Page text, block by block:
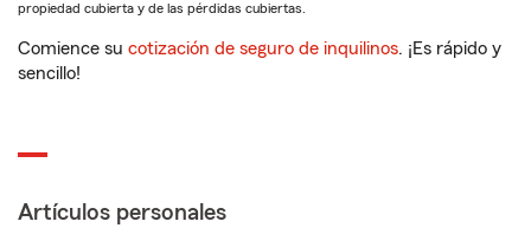
propiedad cubierta y de las pérdidas cubiertas.
Comience su cotización de seguro de inquilinos. ¡Es rápido y
sencillo!
Artículos personales